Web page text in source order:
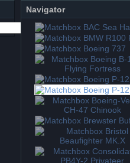
Navigator